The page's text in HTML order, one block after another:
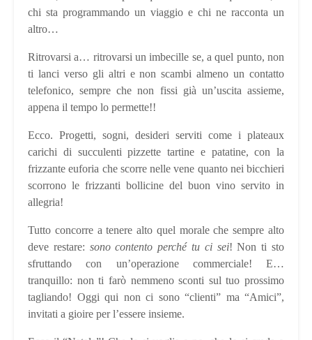
chi sta programmando un viaggio e chi ne racconta un
altro…
Ritrovarsi a… ritrovarsi un imbecille se, a quel punto, non
ti lanci verso gli altri e non scambi almeno un contatto
telefonico, sempre che non fissi già un’uscita assieme,
appena il tempo lo permette!!
Ecco. Progetti, sogni, desideri serviti come i plateaux
carichi di succulenti pizzette tartine e patatine, con la
frizzante euforia che scorre nelle vene quanto nei bicchieri
scorrono le frizzanti bollicine del buon vino servito in
allegria!
Tutto concorre a tenere alto quel morale che sempre alto
deve restare: sono contento perché tu ci sei! Non ti sto
sfruttando con un’operazione commerciale! E…
tranquillo: non ti farò nemmeno sconti sul tuo prossimo
tagliando! Oggi qui non ci sono “clienti” ma “Amici”,
invitati a gioire per l’essere insieme.